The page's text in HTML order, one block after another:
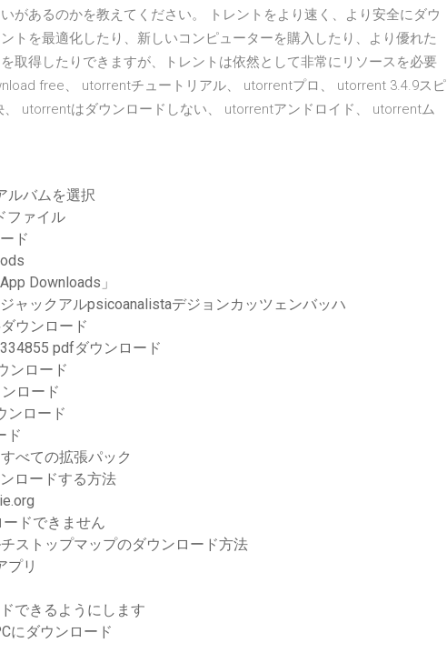
があるのかを教えてください。 トレントをより速く、より安全にダウ
トを最適化したり、新しいコンピューターを購入したり、より優れた
取得したりできますが、トレントは依然として非常にリソースを必要
free、 utorrentチュートリアル、 utorrentプロ、 utorrent 3.4.9スピ
utorrentはダウンロードしない、 utorrentアンドロイド、 utorrentム
ルバムを選択
ファイル
ド
Downloads」
ャックアルpsicoanalistaデジョンカッツェンバッハ
ウンロード
pdfダウンロード
ンロード
ロード
ンロード
ド
べての拡張パック
ロードする方法
ドできません
ストップマップのダウンロード方法
プリ
できるようにします
にダウンロード